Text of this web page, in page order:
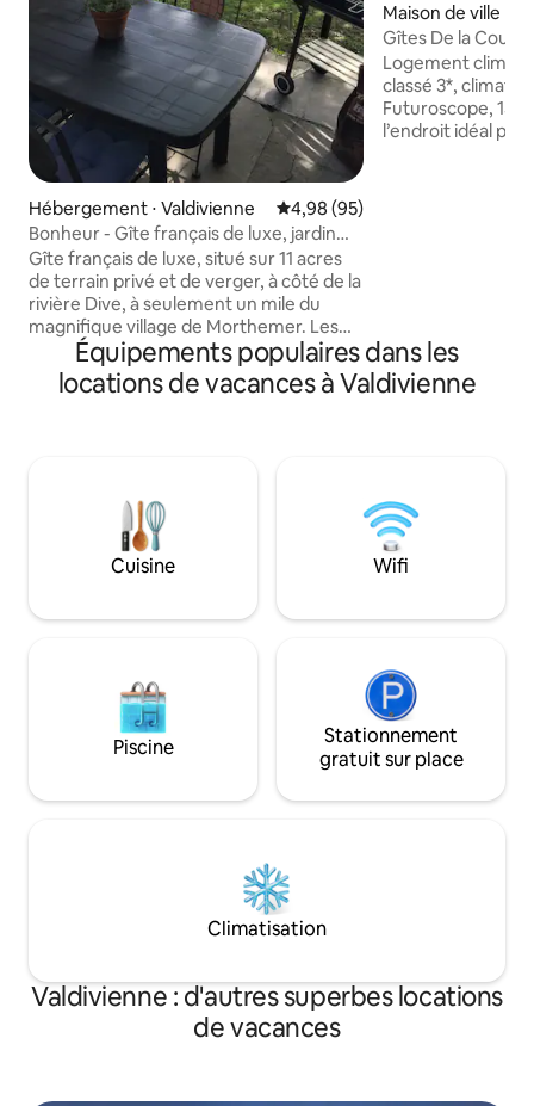
Hébergement ⋅ Valdivienne Évaluation moyenne sur la
4,98 (95)
Bonheur - Gîte français de luxe, jardin
privé sécurisé
Gîte français de luxe, situé sur 11 acres
de terrain privé et de verger, à côté de la
rivière Dive, à seulement un mile du
magnifique village de Morthemer. Les
voyageurs auront accès à l'ensemble de
la maison, avec un salon spacieux et un
coin repas, ainsi qu'une cuisine
disponibles tout au long de votre séjour,
pour répondre à toutes vos questions.
Maison de ville ⋅
Gîtes De la Cour
Logement
classé 3*,
Futuroscope, 15
l’endroit idéal
public.
Équipements populaires dans les
locations de vacances à Valdivienne
Cuisine Wifi
Piscine
Stationnement
gratuit sur place
Climatisation
Valdivienne : d'autres superbes locations
de vacances